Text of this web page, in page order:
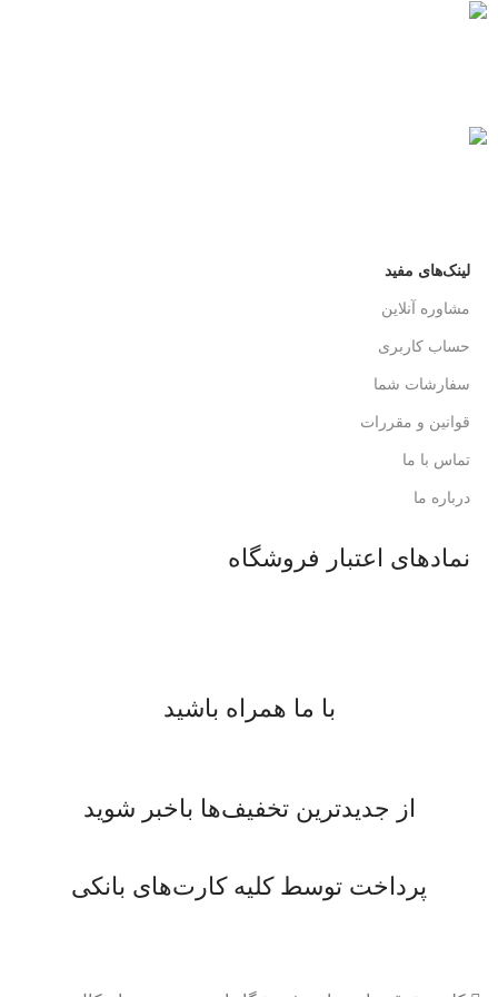
لینک‌های مفید
مشاوره آنلاین
حساب کاربری
سفارشات شما
قوانین و مقررات
تماس با ما
درباره ما
نمادهای اعتبار فروشگاه
با ما همراه باشید
از جدیدترین تخفیف‌ها باخبر شوید
پرداخت توسط کلیه کارت‌های بانکی